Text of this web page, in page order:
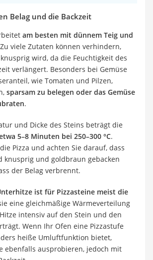
Belag und die Backzeit
am besten mit dünnem Teig und
viele Zutaten können verhindern,
wird, da die Feuchtigkeit des
verlängert. Besonders bei Gemüse
wie Tomaten und Pilzen,
sparsam zu belegen oder das Gemüse
.
und Dicke des Steins beträgt die
5–8 Minuten bei 250–300 °C.
Pizza und achten Sie darauf, dass
knusprig und goldbraun gebacken
der Belag verbrennt.
ist für Pizzasteine meist die
eine gleichmäßige Wärmeverteilung
intensiv auf den Stein und den
Wenn Ihr Ofen eine Pizzastufe
heiße Umluftfunktion bietet,
ebenfalls ausprobieren, jedoch mit